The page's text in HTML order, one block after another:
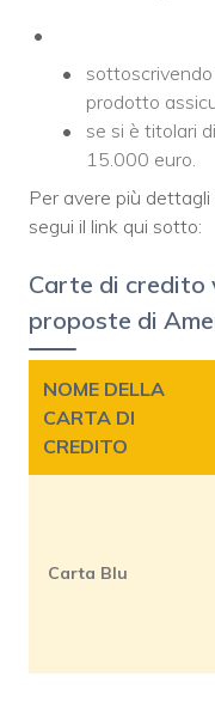
prodotto
se si è titolari
15.000 euro.
Per avere più
segui il link qui sotto:
Carte di credito
proposte di
NOME DELLA
CARTA DI
CREDITO
Carta Blu